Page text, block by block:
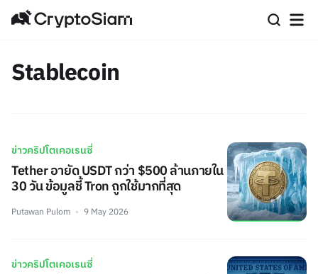
Stablecoin
ข่าวคริปโตเคอเรนซี่
Tether อายัด USDT กว่า $500 ล้านภายใน
30 วัน ข้อมูลชี้ Tron ถูกใช้มากที่สุด
Putawan Pulom 9 May 2026
ข่าวคริปโตเคอเรนซี่